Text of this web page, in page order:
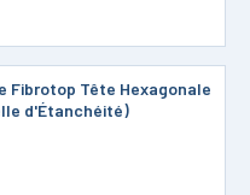
Fibrotop Tête Hexagonale
d'Étanchéité)